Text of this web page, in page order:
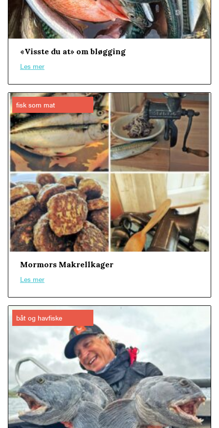
«Visste du at» om bløgging
Les mer
fisk som mat
Mormors Makrellkager
Les mer
båt og havfiske